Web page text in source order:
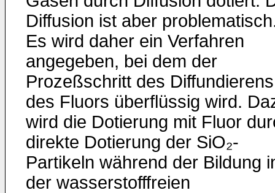
Diffusion ist aber
Es wird daher ein Verfahren
angegeben, bei dem der
Prozeßschritt des Diffundierens
des Fluors überflüssig wird.
wird die Dotierung mit Fluor
direkte Dotierung der SiO₂-
Partikeln während der Bildung
der wasserstofffreien